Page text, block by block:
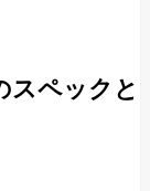
スペックと